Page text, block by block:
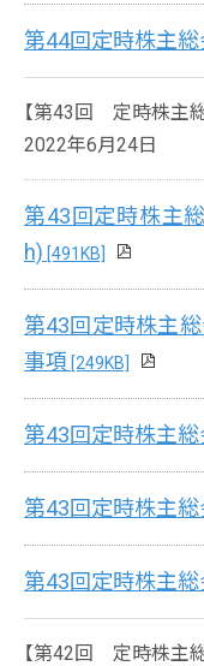
第44回定時株主
【第43回 定時株主総
2022年6月24日
第43回定時株主
h) [491KB]
第43回定時株主総
事項 [249KB]
第43回定時株主
第43回定時株主
第43回定時株主
【第42回 定時株主総